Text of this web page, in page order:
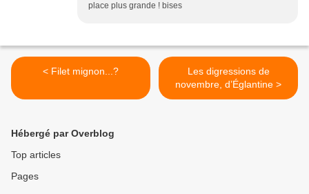
place plus grande ! bises
< Filet mignon...?
Les digressions de
novembre, d’Églantine >
Hébergé par Overblog
Top articles
Pages